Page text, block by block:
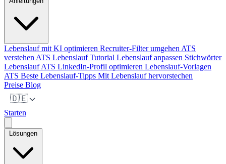
Lebenslauf mit KI optimieren Recruiter-Filter umgehen ATS
verstehen ATS Lebenslauf Tutorial Lebenslauf anpassen Stichwörter
Lebenslauf ATS LinkedIn-Profil optimieren Lebenslauf-Vorlagen
ATS Beste Lebenslauf-Tipps Mit Lebenslauf hervorstechen
Preise Blog
🇩🇪
Starten